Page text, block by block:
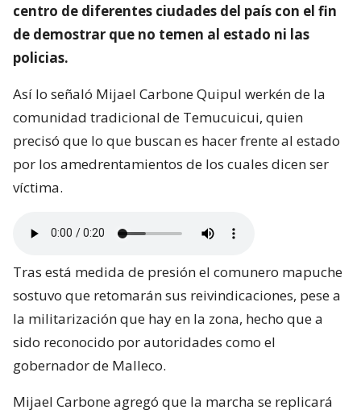
centro de diferentes ciudades del país con el fin
de demostrar que no temen al estado ni las
policias.
Así lo señaló Mijael Carbone Quipul werkén de la
comunidad tradicional de Temucuicui, quien
precisó que lo que buscan es hacer frente al estado
por los amedrentamientos de los cuales dicen ser
víctima.
Tras está medida de presión el comunero mapuche
sostuvo que retomarán sus reivindicaciones, pese a
la militarización que hay en la zona, hecho que a
sido reconocido por autoridades como el
gobernador de Malleco.
Mijael Carbone agregó que la marcha se replicará